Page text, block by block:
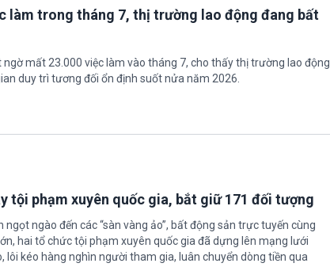
làm trong tháng 7, thị trường lao động đang bất
ngờ mất 23.000 việc làm vào tháng 7, cho thấy thị trường lao động
duy trì tương đối ổn định suốt nửa năm 2026.
tội phạm xuyên quốc gia, bắt giữ 171 đối tượng
ngào đến các “sàn vàng ảo”, bất động sản trực tuyến cùng
hai tổ chức tội phạm xuyên quốc gia đã dựng lên mạng lưới
lôi kéo hàng nghìn người tham gia, luân chuyển dòng tiền qua